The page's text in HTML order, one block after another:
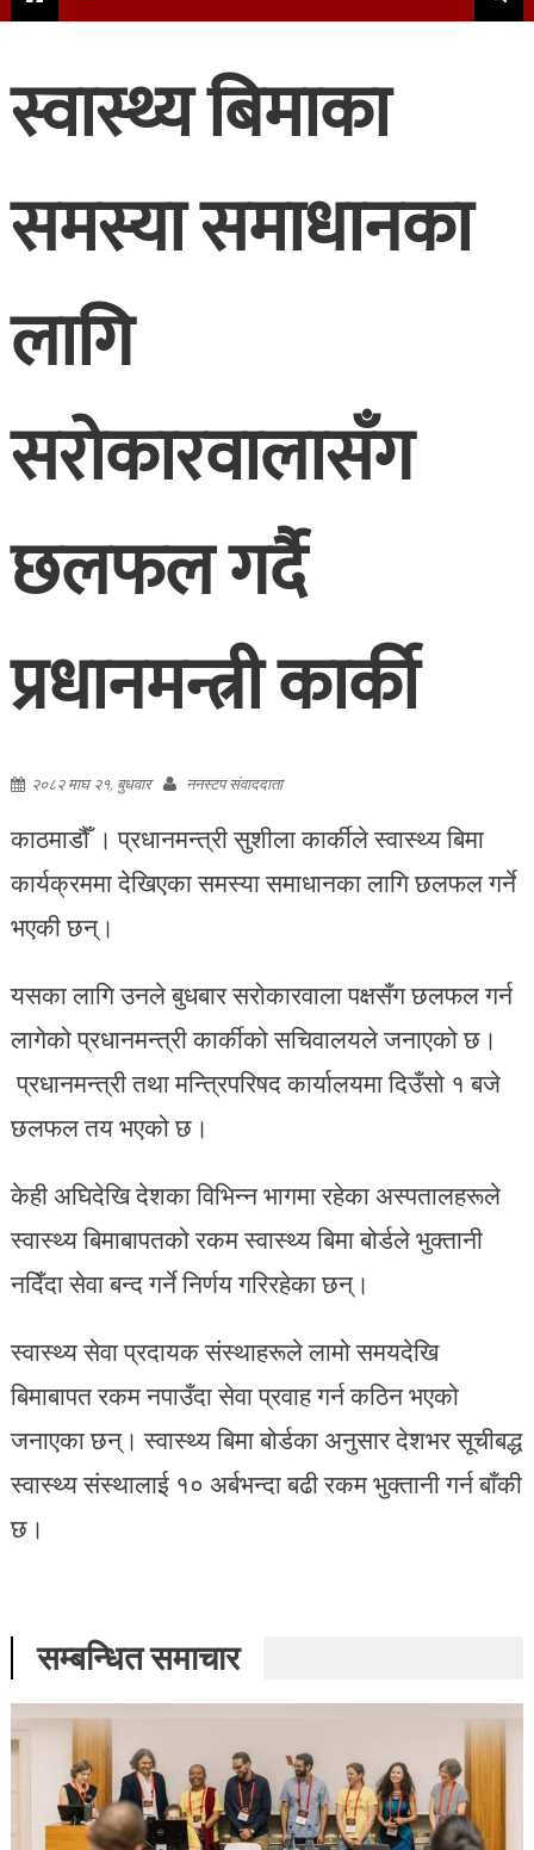
स्वास्थ्य बिमाका
समस्या समाधानका
लागि
सरोकारवालासँग
छलफल गर्दै
प्रधानमन्त्री कार्की
२०८२ माघ २१, बुधवार ननस्टप संवाददाता
काठमाडौँ । प्रधानमन्त्री सुशीला कार्कीले स्वास्थ्य बिमा
कार्यक्रममा देखिएका समस्या समाधानका लागि छलफल गर्ने
भएकी छन्।
यसका लागि उनले बुधबार सरोकारवाला पक्षसँग छलफल गर्न
लागेको प्रधानमन्त्री कार्कीको सचिवालयले जनाएको छ।
प्रधानमन्त्री तथा मन्त्रिपरिषद कार्यालयमा दिउँसो १ बजे
छलफल तय भएको छ।
केही अघिदेखि देशका विभिन्न भागमा रहेका अस्पतालहरूले
स्वास्थ्य बिमाबापतको रकम स्वास्थ्य बिमा बोर्डले भुक्तानी
नदिँदा सेवा बन्द गर्ने निर्णय गरिरहेका छन्।
स्वास्थ्य सेवा प्रदायक संस्थाहरूले लामो समयदेखि
बिमाबापत रकम नपाउँदा सेवा प्रवाह गर्न कठिन भएको
जनाएका छन्। स्वास्थ्य बिमा बोर्डका अनुसार देशभर सूचीबद्ध
स्वास्थ्य संस्थालाई १० अर्बभन्दा बढी रकम भुक्तानी गर्न बाँकी
छ।
सम्बन्धित समाचार